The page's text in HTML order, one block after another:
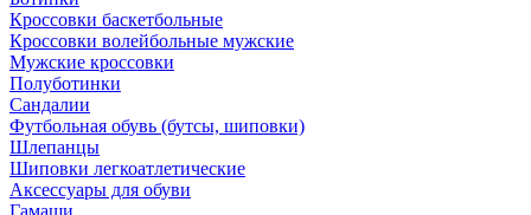
Кроссовки баскетбольные
Кроссовки волейбольные мужские
Мужские кроссовки
Полуботинки
Сандалии
Футбольная обувь (бутсы, шиповки)
Шлепанцы
Шиповки легкоатлетические
Аксессуары для обуви
Гамаши